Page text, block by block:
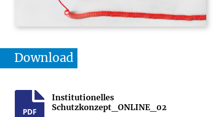
Download
PDF
Institutionelles
Schutzkonzept_ONLINE_02